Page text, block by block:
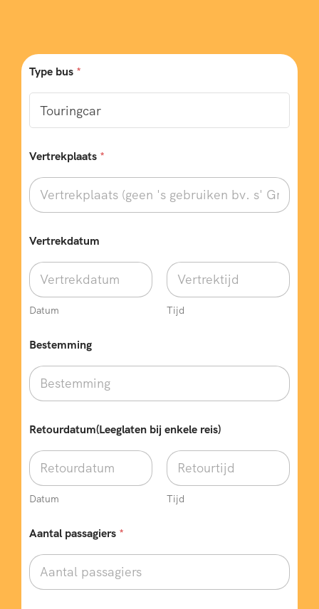
B
e
m
i
g
e
s
n
?
O
p
m
r
i
g
n
S
p
e
c
i
i
k
Type bus *
Vertrekplaats *
Vertrekdatum
Datum Tijd
Bestemming
Retourdatum(Leeglaten bij enkele reis)
Datum Tijd
Aantal passagiers *